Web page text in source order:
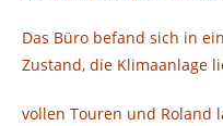
Das Büro befand sich in
Zustand, die Klimaanlage
vollen Touren und Roland